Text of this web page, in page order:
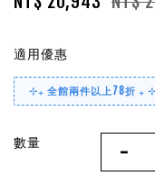
適用優惠
⊹₊ 全館兩件以上78折 ₊ ⊹
數量 -